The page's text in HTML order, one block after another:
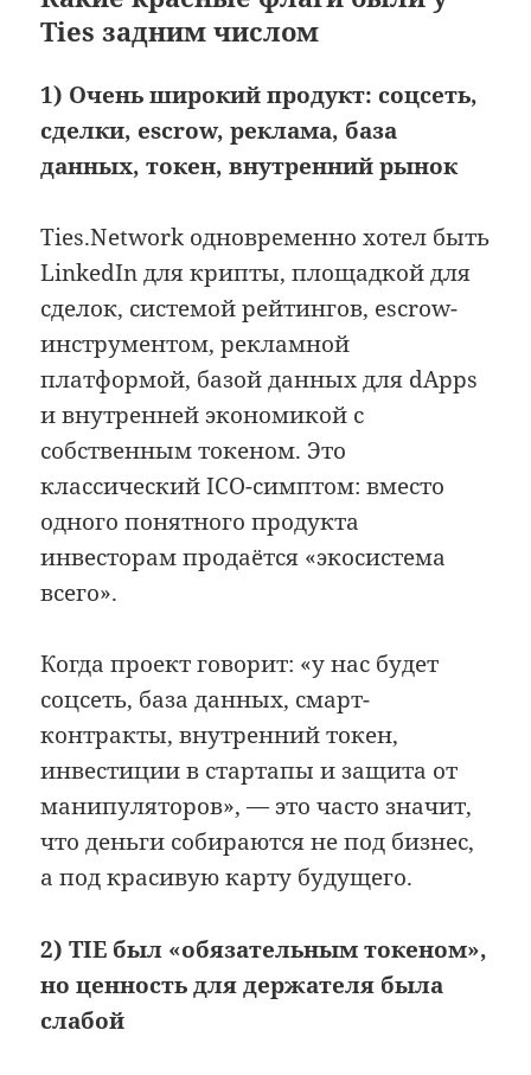
Ties задним числом
1) Очень широкий продукт: соцсеть,
сделки, escrow, реклама, база
данных, токен, внутренний рынок
Ties.Network одновременно хотел быть
LinkedIn для крипты, площадкой для
сделок, системой рейтингов, escrow-
инструментом, рекламной
платформой, базой данных для dApps
и внутренней экономикой с
собственным токеном. Это
классический ICO-симптом: вместо
одного понятного продукта
инвесторам продаётся «экосистема
всего».
Когда проект говорит: «у нас будет
соцсеть, база данных, смарт-
контракты, внутренний токен,
инвестиции в стартапы и защита от
манипуляторов», — это часто значит,
что деньги собираются не под бизнес,
а под красивую карту будущего.
2) TIE был «обязательным токеном»,
но ценность для держателя была
слабой